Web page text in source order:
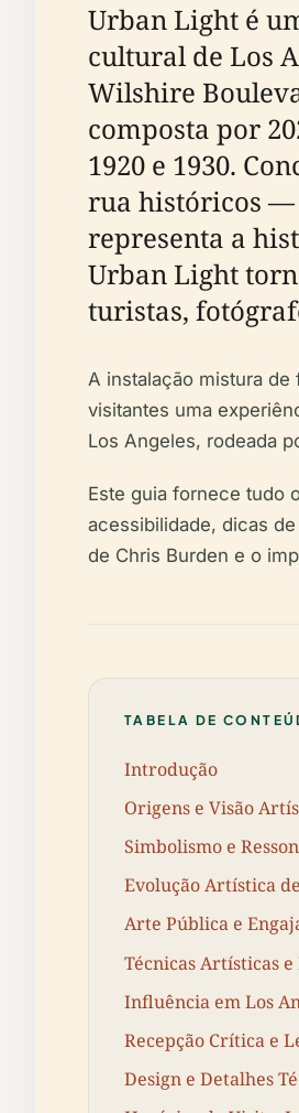
Urban Light é
cultural de Los
Wilshire
composta por
1920 e 1930.
rua históricos —
representa a
Urban Light
turistas,
A instalação mistura
visitantes uma
Los Angeles, rodeada
Este guia fornece tudo
acessibilidade, dicas
de Chris Burden e o
TABELA DE
Introdução
Origens e Visão
Simbolismo e
Evolução Artística
Arte Pública e
Técnicas Artísticas
Influência em Los
Recepção Crítica e
Design e Detalhes